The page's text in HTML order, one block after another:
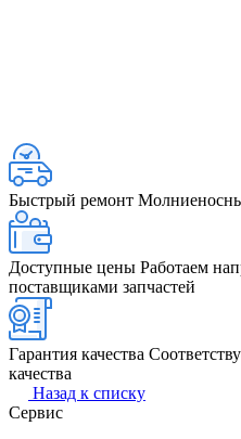
Быстрый ремонт
Доступные цены Работаем
поставщиками запчастей
Гарантия качества
качества
Назад к списку
Сервис